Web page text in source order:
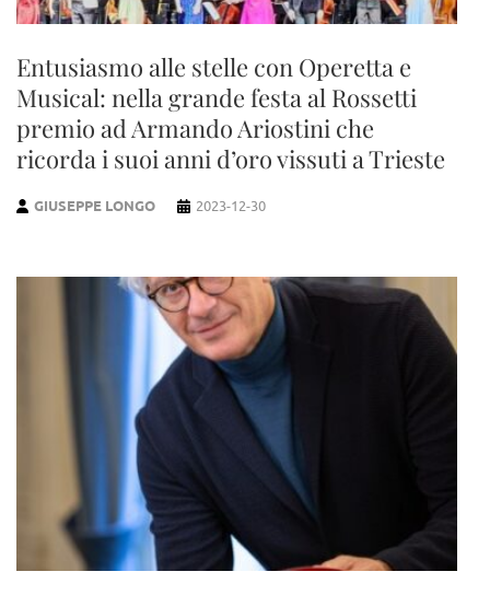
Entusiasmo alle stelle con Operetta e
Musical: nella grande festa al Rossetti
premio ad Armando Ariostini che
ricorda i suoi anni d’oro vissuti a Trieste
GIUSEPPE LONGO 2023-12-30